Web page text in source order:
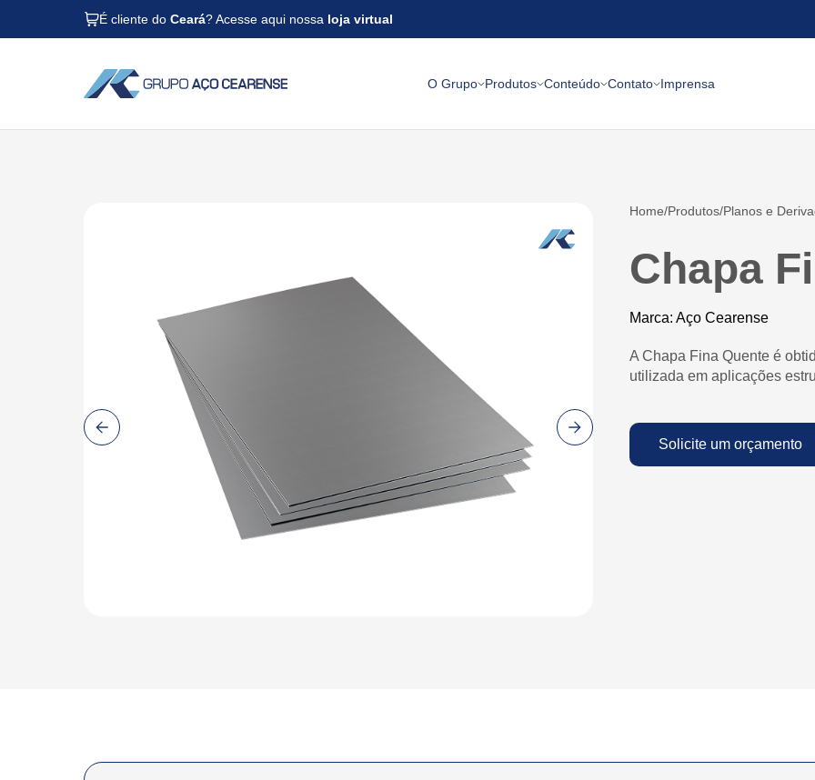
É cliente doCeará? Acesse aqui nossa loja virtual
O Grupo Produtos Conteúdo Contato Imprensa
Home Produtos Planos e
Chapa
Marca: Aço Cearense
A Chapa Fina Quente é
utilizada em aplicações
Solicite um orçamento